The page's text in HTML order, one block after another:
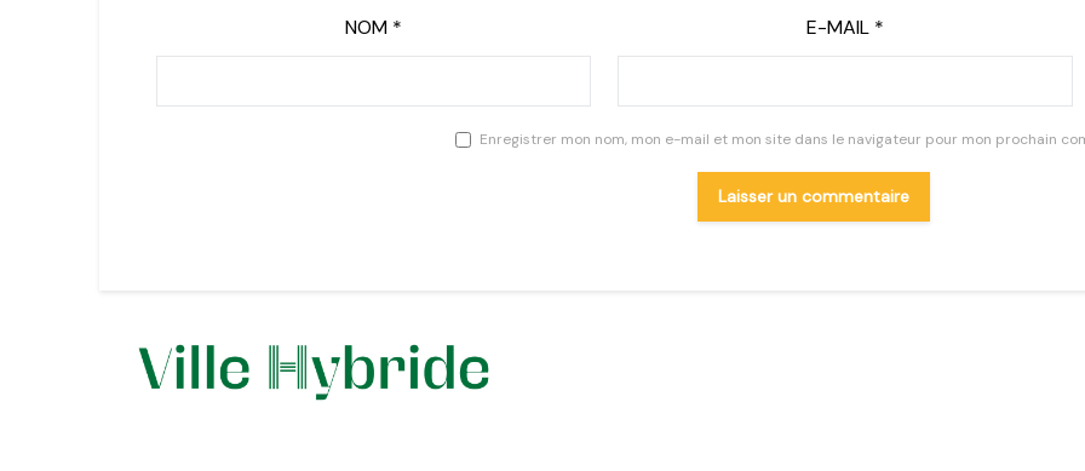
NOM * E-MAIL *
Enregistrer mon nom, mon e-mail et mon site dans le navigateur pour mon prochain